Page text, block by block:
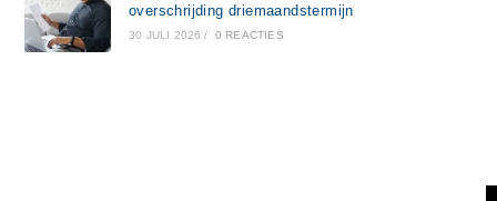
overschrijding driemaandstermijn
30 JULI 2026 / 0 REACTIES